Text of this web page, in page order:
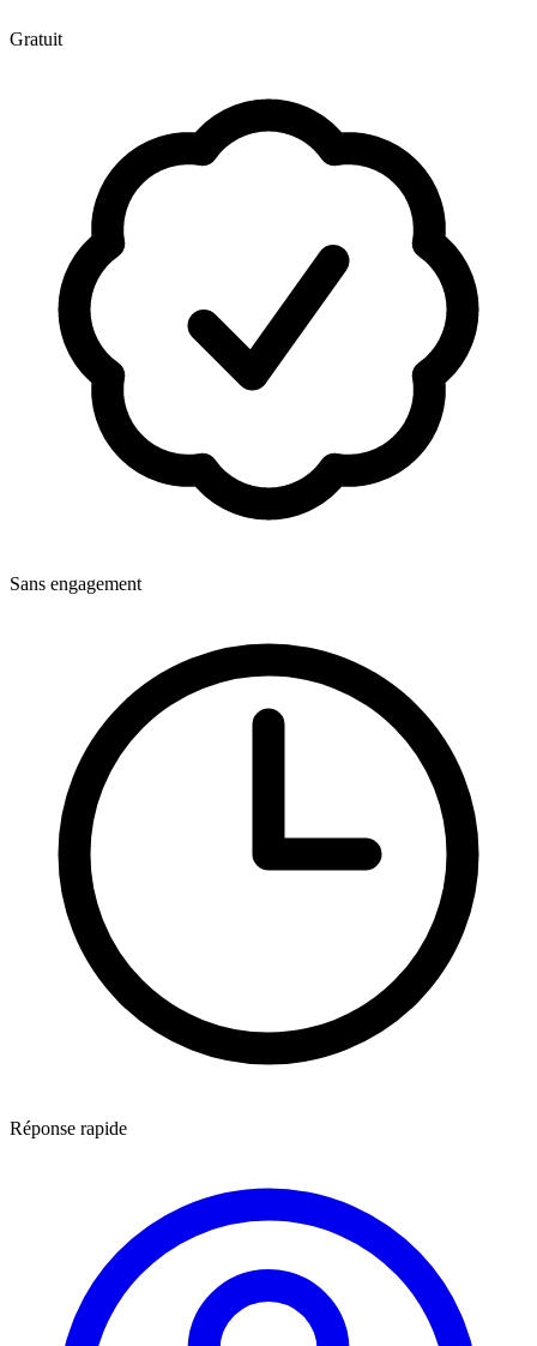
Gratuit
Sans engagement
Réponse rapide